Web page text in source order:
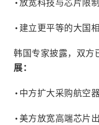
放宽科技与芯片限
建立更平等的大国
韩国专家披露，双方
展：
中方扩大采购航空
美方放宽高端芯片